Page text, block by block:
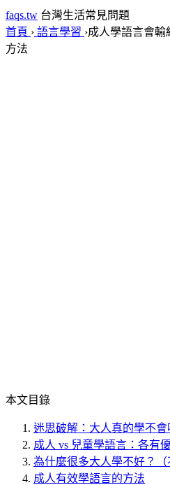
faqs.tw 台灣生活常見問題
首頁 › 語言學習 ›成人學語言會輸
方法
本文目錄
迷思破解：大人真的學不會
成人 vs 兒童學語言：各有
為什麼很多大人學不好？（
成人有效學語言的方法